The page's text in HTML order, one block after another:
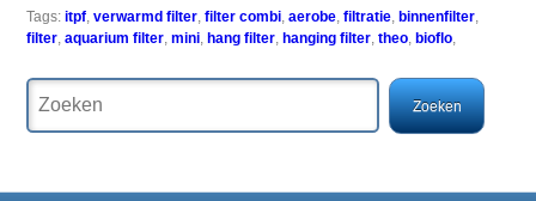
eenvoud
en
bent
Tags: itpf,verwarmd filter,filter combi,aerobe,filtratie, binnenfilter,
filter,aquarium filter,mini, hang filter, hanging filter,theo, bioflo,